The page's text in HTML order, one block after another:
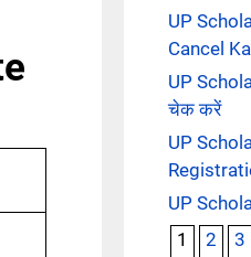
UP
Cancel
UP
चेक करें
UP
UP
1
2 3